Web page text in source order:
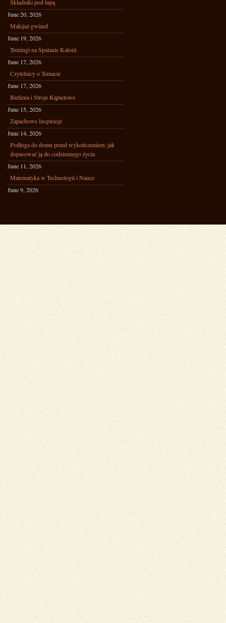
Składniki pod lupą
June 20, 2026
Makijaż gwiazd
June 19, 2026
Treningi na Spalanie Kalorii
June 17, 2026
Czytelnicy o Temacie
June 17, 2026
Bielizna i Stroje Kąpielowe
June 15, 2026
Zapachowe Inspiracje
June 14, 2026
Podłoga do domu przed wykończeniem: jak
dopasować ją do codziennego życia
June 11, 2026
Matematyka w Technologii i Nauce
June 9, 2026